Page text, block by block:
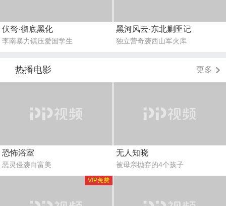
伏弩·彻底黑化
李南暴力镇压爱国学生
黑河风云·东北剿匪记
独立营奇袭西山军火库
热播电影 更多
恐怖浴室
恶灵侵袭白富美
无人知晓
被母亲抛弃的4个孩子
VIP免费